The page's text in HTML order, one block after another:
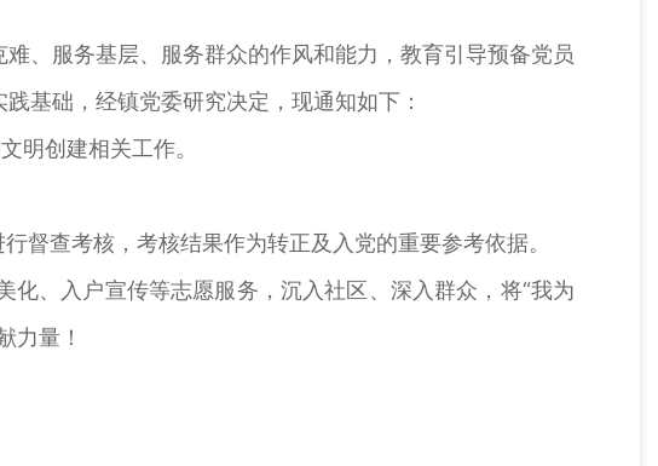
服务基层、服务群众的作风和能力，教育引导预备党员
基础，经镇党委研究决定，现通知如下：
创建相关工作。
查考核，考核结果作为转正及入党的重要参考依据。
、入户宣传等志愿服务，沉入社区、深入群众，将“我为
力量！